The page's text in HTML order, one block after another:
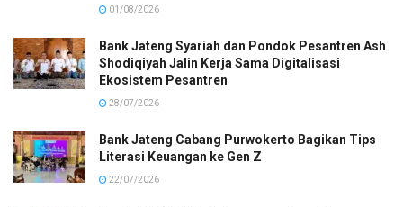
01/08/2026
Bank Jateng Syariah dan Pondok Pesantren Ash
Shodiqiyah Jalin Kerja Sama Digitalisasi
Ekosistem Pesantren
28/07/2026
Bank Jateng Cabang Purwokerto Bagikan Tips
Literasi Keuangan ke Gen Z
22/07/2026